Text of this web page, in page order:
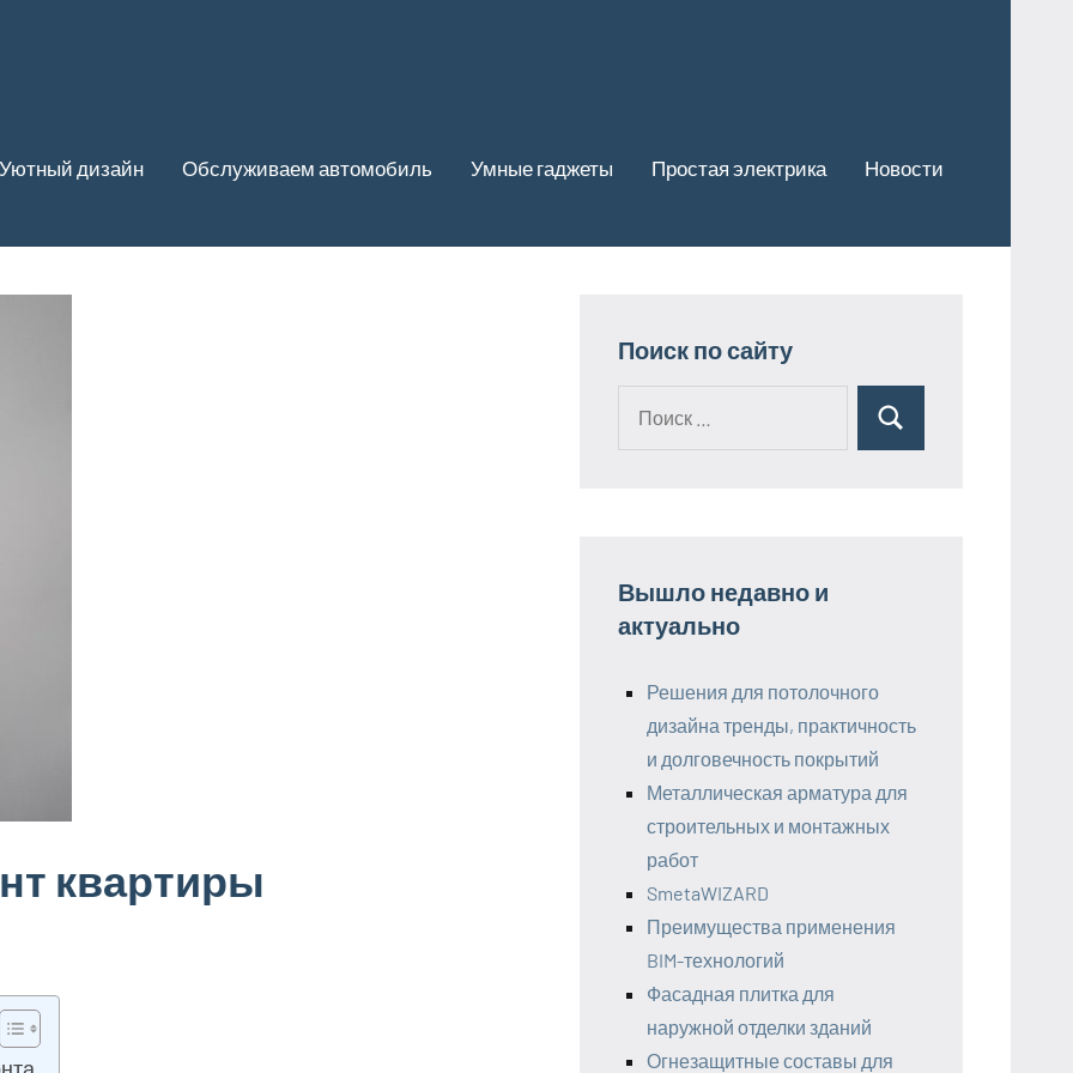
Уютный дизайн Обслуживаем автомобиль Умные гаджеты Простая электрика Новости
квартиры
Поиск по сайту
Поиск
Вышло недавно и
актуально
Решения для потолочного
дизайна тренды, практичность
и долговечность покрытий
Металлическая арматура для
строительных и монтажных
работ
SmetaWIZARD
Преимущества применения
BIM-технологий
Фасадная плитка для
наружной отделки зданий
Огнезащитные составы для